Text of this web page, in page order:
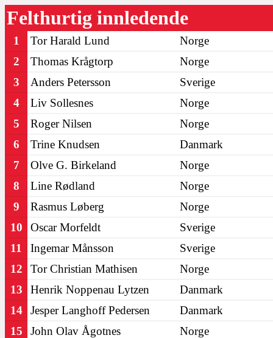
Felthurtig innledende
1 Tor Harald Lund
Norge
2
Thomas Krågtorp
Norge
3
Anders Petersson
Sverige
4
Liv Sollesnes
Norge
5
Roger Nilsen
Norge
6
Trine Knudsen
Danmark
7
Olve G. Birkeland
Norge
8
Line Rødland
Norge
9
Rasmus Løberg
Norge
10
Oscar Morfeldt
Sverige
11
Ingemar Månsson
Sverige
12
Tor Christian Mathisen
Norge
13
Henrik Noppenau Lytzen
Danmark
14
Jesper Langhoff Pedersen
Danmark
15
John Olav Ågotnes
Norge